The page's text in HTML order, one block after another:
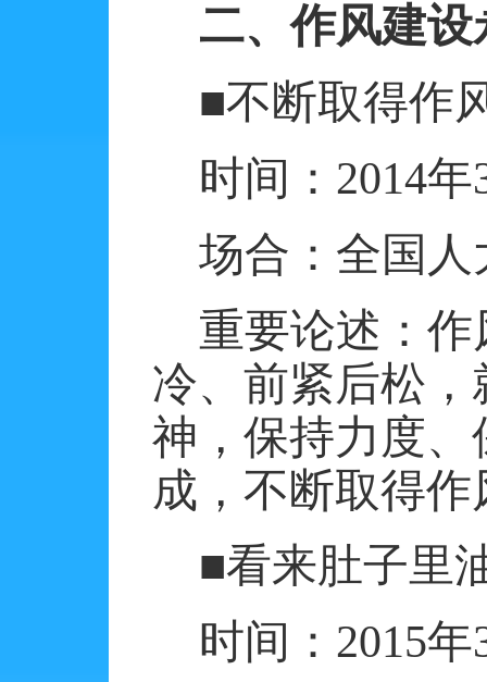
二、作风建
■不断取得作
时间： 2014年
场合：全国
重要论述：
冷、前紧后松
神，保持力度
成，不断取得
■看来肚子里
时间： 2015年